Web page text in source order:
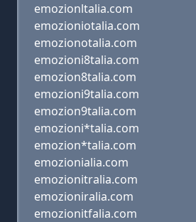
emozionltalia.com
emozioniotalia.com
emozionotalia.com
emozioni8talia.com
emozion8talia.com
emozioni9talia.com
emozion9talia.com
emozioni*talia.com
emozion*talia.com
emozionialia.com
emozionitralia.com
emozioniralia.com
emozionitfalia.com